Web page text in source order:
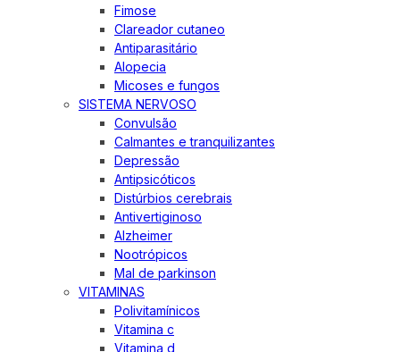
Fimose
Clareador cutaneo
Antiparasitário
Alopecia
Micoses e fungos
SISTEMA NERVOSO
Convulsão
Calmantes e tranquilizantes
Depressão
Antipsicóticos
Distúrbios cerebrais
Antivertiginoso
Alzheimer
Nootrópicos
Mal de parkinson
VITAMINAS
Polivitamínicos
Vitamina c
Vitamina d